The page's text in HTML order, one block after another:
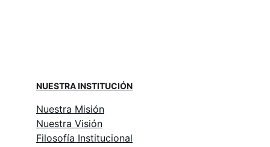
NUESTRA INSTITUCIÓN
Nuestra Misión
Filosofía Institucional
Nuestra Visión